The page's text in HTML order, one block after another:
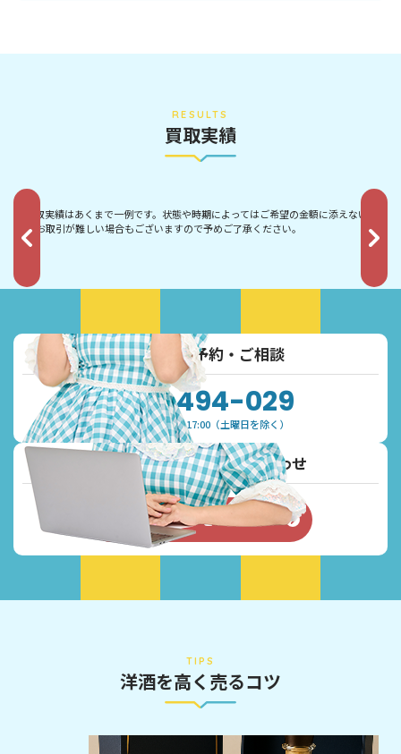
RESULTS
買取実績
※ 買取実績はあくまで一例です。状態や時期によってはご希望の金額に添えないもの
やお取引が難しい場合もございますので予めご了承ください。
お電話でご予約・ご相談
0120-494-029
受付時間：9:30~17:00（土曜日を除く）
メールでご予約・お問い合わせ
お問い合わせフォーム
TIPS
洋酒を高く売るコツ